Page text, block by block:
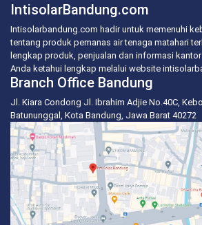
IntisolarBandung.com
Intisolarbandung.com hadir untuk memenuhi
tentang produk pemanas air tenaga matahari
lengkap produk, penjualan dan informasi
Anda ketahui lengkap melalui website
Branch Office Bandung
Jl. Kiara Condong Jl. Ibrahim Adjie No.40C,
Batununggal, Kota Bandung, Jawa Barat 40272